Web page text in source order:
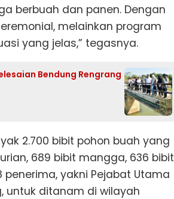
berbuah dan panen. Dengan
melainkan program
yang jelas,” tegasnya.
Bendung Rengrang
2.700 bibit pohon buah yang
689 bibit mangga, 636 bibit
yakni Pejabat Utama
untuk ditanam di wilayah